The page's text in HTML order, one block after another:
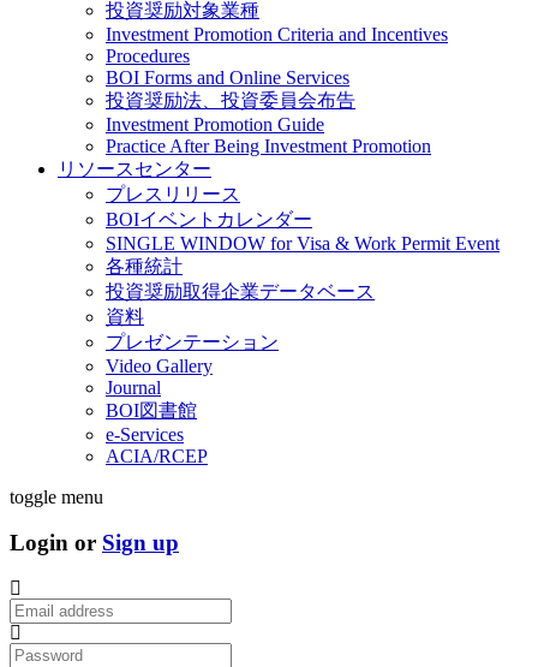
投資奨励対象業種
Investment Promotion Criteria and Incentives
Procedures
BOI Forms and Online Services
投資奨励法、投資委員会布告
Investment Promotion Guide
Practice After Being Investment Promotion
リソースセンター
プレスリリース
BOIイベントカレンダー
SINGLE WINDOW for Visa & Work Permit Event
各種統計
投資奨励取得企業データベース
資料
プレゼンテーション
Video Gallery
Journal
BOI図書館
e-Services
ACIA/RCEP
toggle menu
Login or Sign up